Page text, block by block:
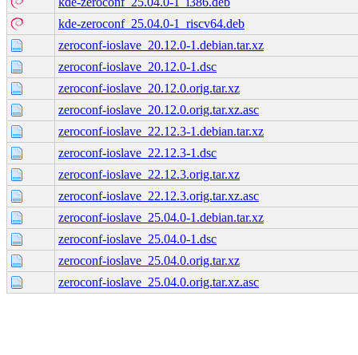
kde-zeroconf_25.04.0-1_riscv64.deb
zeroconf-ioslave_20.12.0-1.debian.tar.xz
zeroconf-ioslave_20.12.0-1.dsc
zeroconf-ioslave_20.12.0.orig.tar.xz
zeroconf-ioslave_20.12.0.orig.tar.xz.asc
zeroconf-ioslave_22.12.3-1.debian.tar.xz
zeroconf-ioslave_22.12.3-1.dsc
zeroconf-ioslave_22.12.3.orig.tar.xz
zeroconf-ioslave_22.12.3.orig.tar.xz.asc
zeroconf-ioslave_25.04.0-1.debian.tar.xz
zeroconf-ioslave_25.04.0-1.dsc
zeroconf-ioslave_25.04.0.orig.tar.xz
zeroconf-ioslave_25.04.0.orig.tar.xz.asc